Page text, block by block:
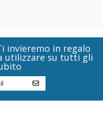
invieremo in regalo
utilizzare su tutti gli